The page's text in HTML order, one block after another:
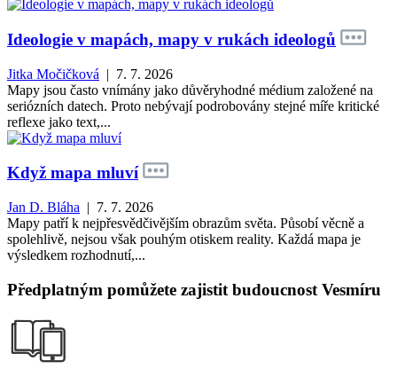
Ideologie v mapách, mapy v rukách ideologů
Jitka Močičková | 7. 7. 2026
Mapy jsou často vnímány jako důvěryhodné médium založené na
seriózních datech. Proto nebývají podrobovány stejné míře kritické
reflexe jako text,...
Když mapa mluví
Jan D. Bláha | 7. 7. 2026
Mapy patří k nejpřesvědčivějším obrazům světa. Působí věcně a
spolehlivě, nejsou však pouhým otiskem reality. Každá mapa je
výsledkem rozhodnutí,...
Předplatným pomůžete zajistit budoucnost Vesmíru